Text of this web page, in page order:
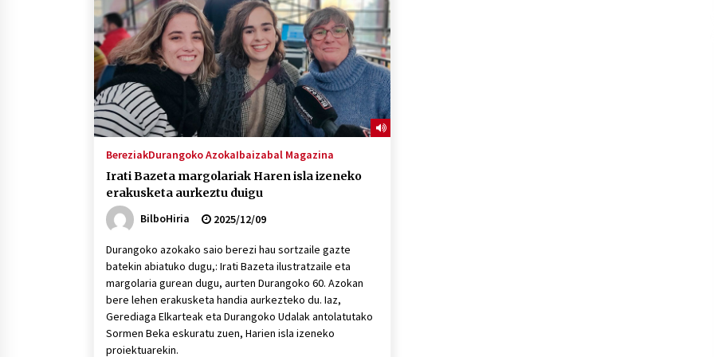
protagonista
2026/07/16
POTTO: San Pedro jaietako bertso-
saioa
2026/07/09
Auritz Iñurrietaren margoak
ikusgai Uribitarte40 aretoan
BereziakDurangoko AzokaIbaizabal Magazina
Irati Bazeta margolariak Haren isla izeneko
erakusketa aurkeztu duigu
BilboHiria
2025/12/09
Durangoko azokako saio berezi hau sortzaile gazte
batekin abiatuko dugu,: Irati Bazeta ilustratzaile eta
margolaria gurean dugu, aurten Durangoko 60. Azokan
bere lehen erakusketa handia aurkezteko du. Iaz,
Gerediaga Elkarteak eta Durangoko Udalak antolatutako
Sormen Beka eskuratu zuen, Harien isla izeneko
proiektuarekin.